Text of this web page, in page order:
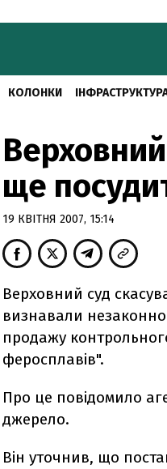
КОЛОНКИ
ще
19 КВІТНЯ 2007, 15:14
Верховний суд
визнавали
продажу
феросплавів".
Про це повідомило
джерело.
Він уточнив, що